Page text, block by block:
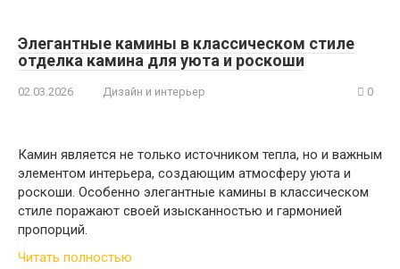
Элегантные камины в классическом стиле
отделка камина для уюта и роскоши
02.03.2026 Дизайн и интерьер 0
Камин является не только источником тепла, но и важным
элементом интерьера, создающим атмосферу уюта и
роскоши. Особенно элегантные камины в классическом
стиле поражают своей изысканностью и гармонией
пропорций.
Читать полностью